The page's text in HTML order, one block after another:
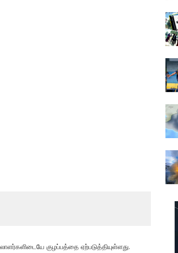
குழப்பத்தை ஏற்படுத்தியுள்ளது.